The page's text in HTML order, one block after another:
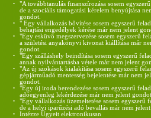
•
"A továbbtanulás finanszírozása sosem egyszerű
de a szociális támogatási kérelem benyújtása
gondot.
•
" Egy vállalkozás bővítése sosem egyszerű
behajtási engedélyek kérése már nem jelent
•
"Egy esküvő megszervezése sosem egyszerű
a születési anyakönyvi kivonat kiállítása már
gondot.
•
"Egy szálláshely beindítása sosem egyszerű
annak nyilvántartásba vétele már nem jelent
•
"Az új szokások kialakítása sosem egyszerű
gépjárműadó mentesség bejelentése már nem
gondot.
•
"Egy új iroda berendezése sosem egyszerű
adóegyenleg lekérdezése már nem jelent gondot.
•
"Egy vállalkozás üzemeltetése sosem egyszerű
de a helyi iparűzési adó bevallás már nem jelent
• Intézze Ügyeit elektronikusan